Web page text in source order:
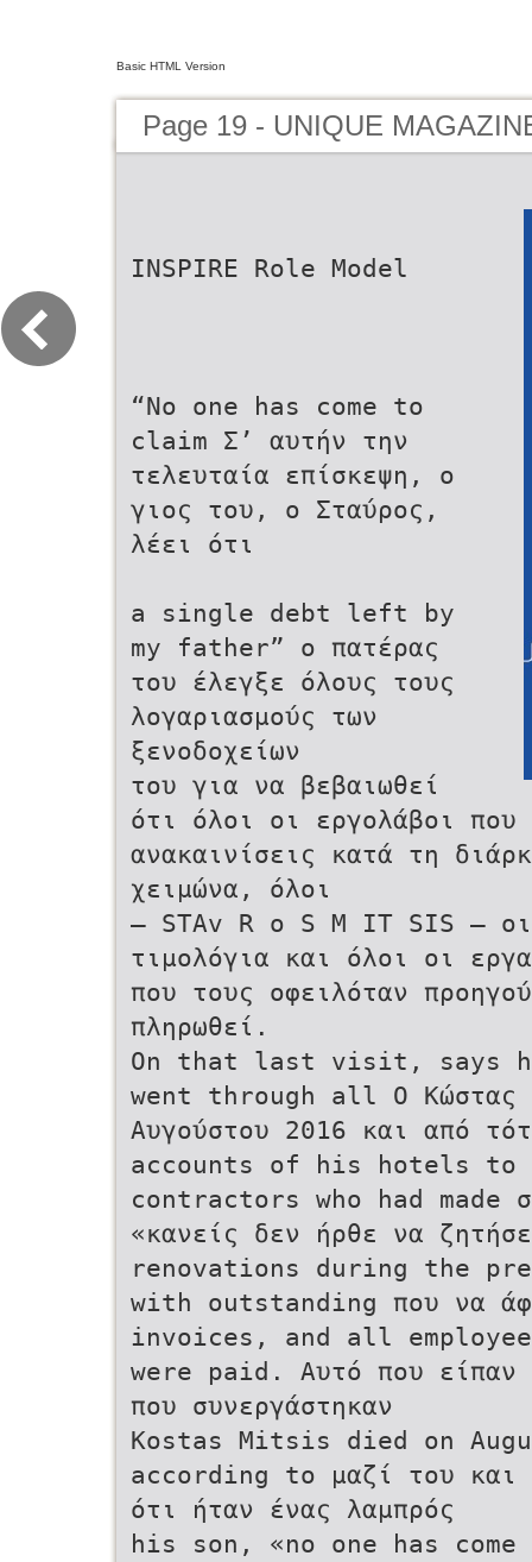
Basic HTML Version
Page 19 - UNIQUE
INSPIRE Role Model
“No one has come to
claim Σ’ αυτήν την
τελευταία επίσκεψη, ο
γιος του, ο Σταύρος,
λέει ότι
a single debt left by
my father” ο πατέρας
του έλεγξε όλους τους
λογαριασμούς των
ξενοδοχείων
του για να βεβαιωθεί
ότι όλοι οι εργολάβοι που
ανακαινίσεις κατά τη
χειμώνα, όλοι
— STAv R o S M IT SIS — οι
τιμολόγια και όλοι οι
που τους οφειλόταν
πληρωθεί.
On that last visit, says
went through all Ο Κώστας
Αυγούστου 2016 και από
accounts of his hotels to
contractors who had made
«κανείς δεν ήρθε να
renovations during the
with outstanding που να
invoices, and all
were paid. Αυτό που είπαν
που συνεργάστηκαν
Kostas Mitsis died on
according to μαζί του και
ότι ήταν ένας λαμπρός
his son, «no one has